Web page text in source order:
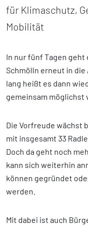
für Klimaschutz,
Mobilität
In nur fünf Tagen geht
Schmölln erneut in die
lang heißt es dann
gemeinsam möglichst
Die Vorfreude wächst
mit insgesamt 33
Doch da geht noch
kann sich weiterhin
können gegründet
werden.
Mit dabei ist auch